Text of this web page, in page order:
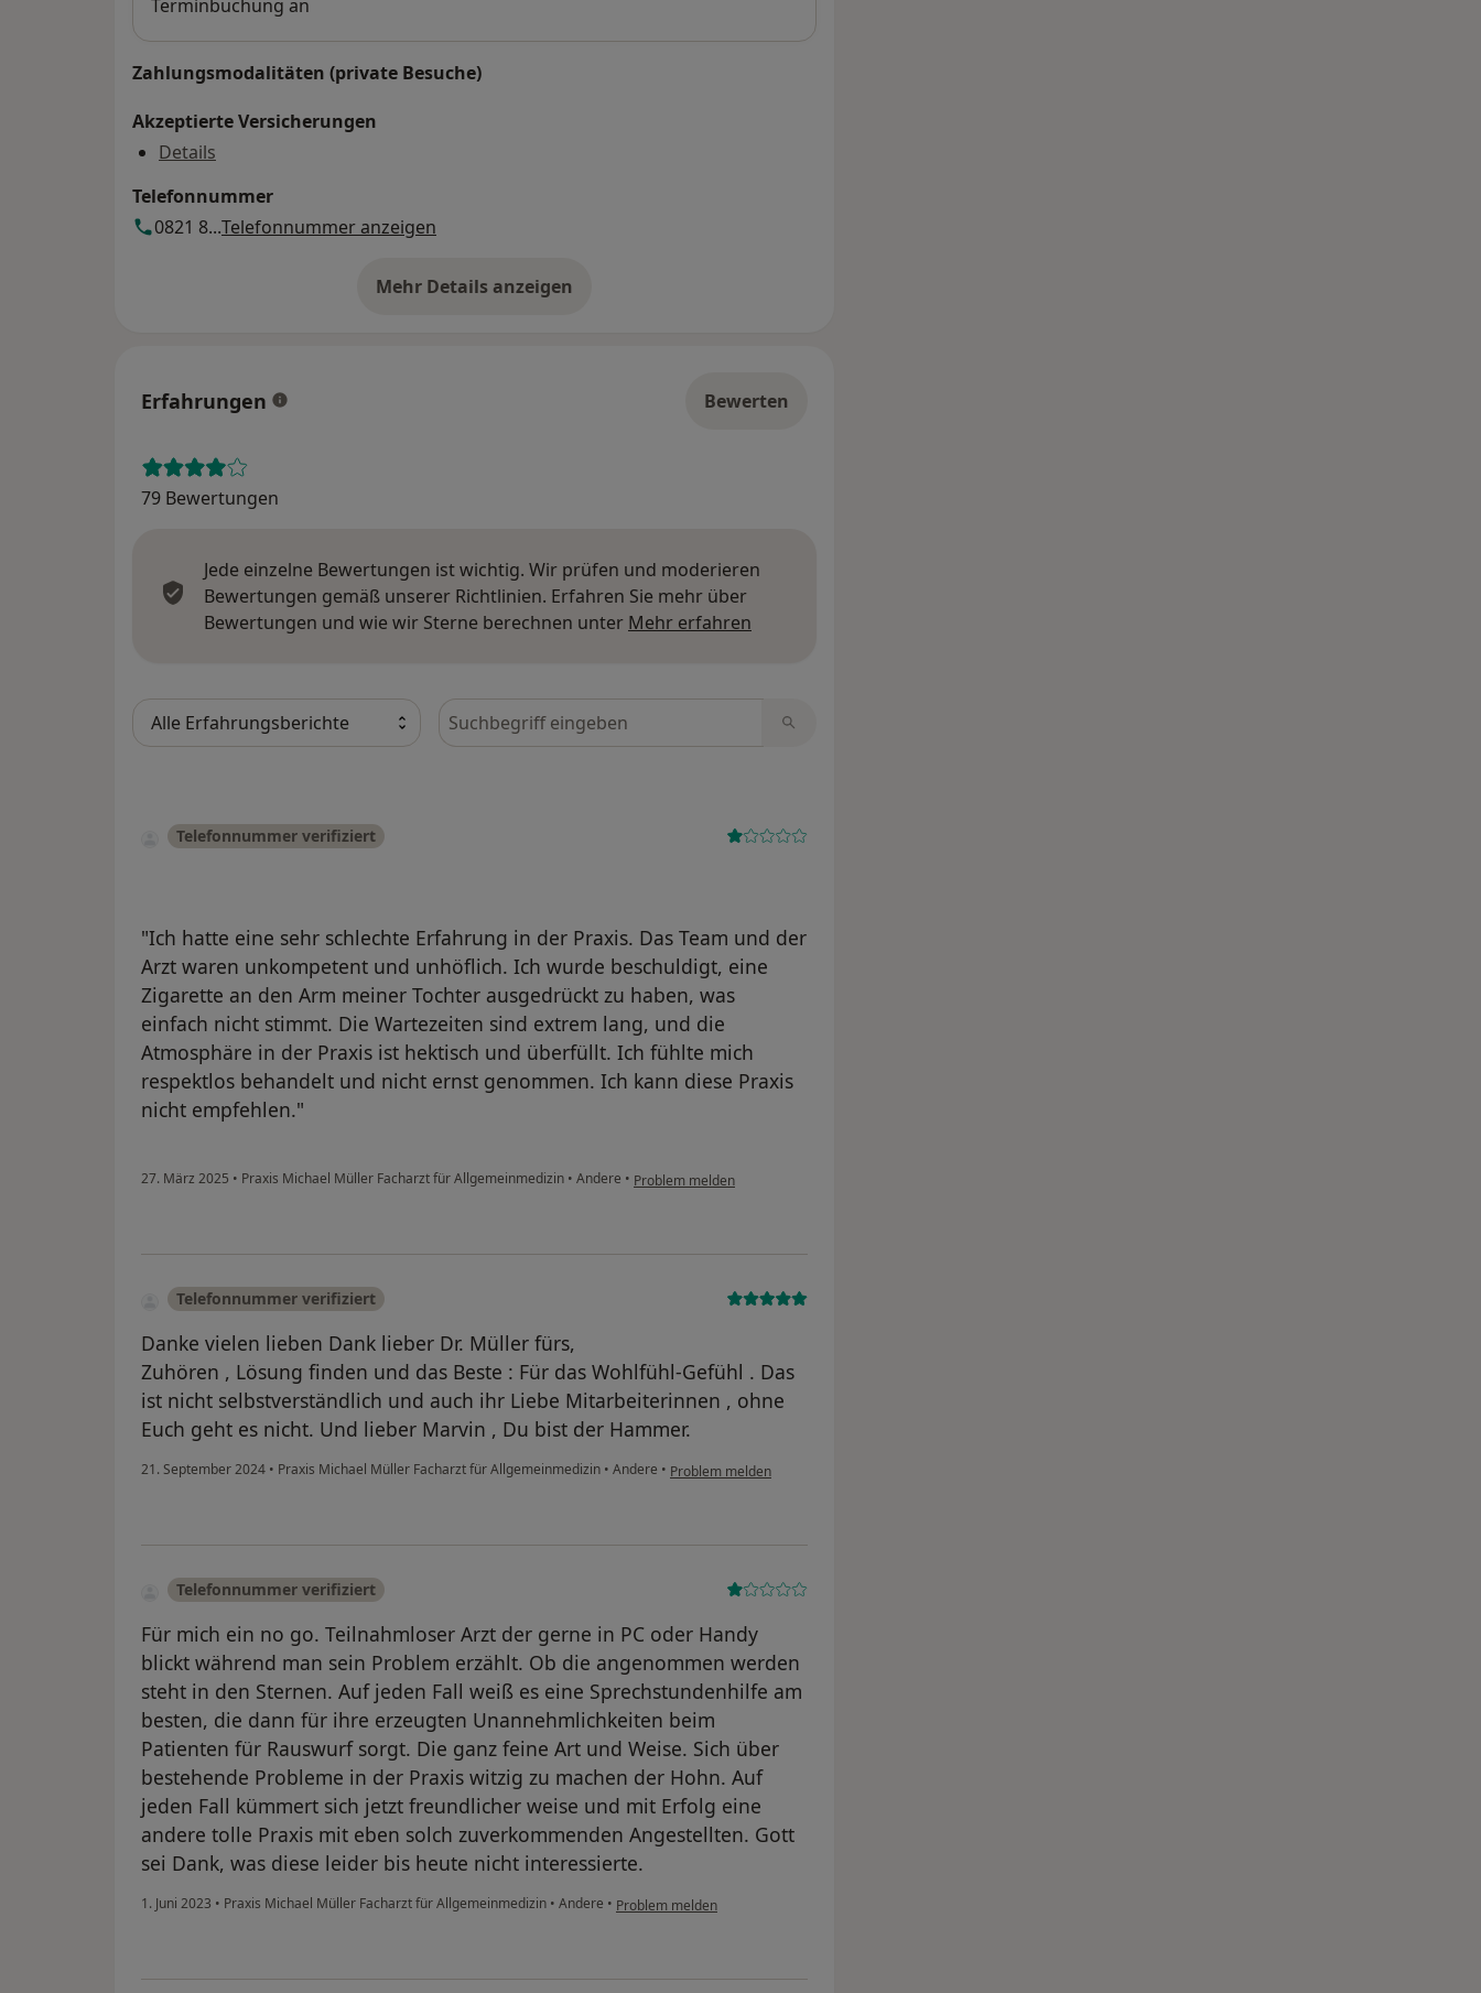
Terminbuchung an
Zahlungsmodalitäten (private Besuche)
Akzeptierte Versicherungen
Details
Telefonnummer
0821 8...Telefonnummer anzeigen
Mehr Details anzeigen
über die Adresse
Erfahrungen Bewerten
79 Bewertungen
Jede einzelne Bewertungen ist wichtig. Wir prüfen und moderieren
Bewertungen gemäß unserer Richtlinien. Erfahren Sie mehr über
Bewertungen und wie wir Sterne berechnen unter Mehr erfahren
Bewertungen durchsuchen
Telefonnummer verifiziert
"Ich hatte eine sehr schlechte Erfahrung in der Praxis. Das Team und der
Arzt waren unkompetent und unhöflich. Ich wurde beschuldigt, eine
Zigarette an den Arm meiner Tochter ausgedrückt zu haben, was
einfach nicht stimmt. Die Wartezeiten sind extrem lang, und die
Atmosphäre in der Praxis ist hektisch und überfüllt. Ich fühlte mich
respektlos behandelt und nicht ernst genommen. Ich kann diese Praxis
nicht empfehlen."
27. März 2025 • Praxis Michael Müller Facharzt für Allgemeinmedizin • Andere • Problem melden
Telefonnummer verifiziert
Danke vielen lieben Dank lieber Dr. Müller fürs,
Zuhören , Lösung finden und das Beste : Für das Wohlfühl-Gefühl . Das
ist nicht selbstverständlich und auch ihr Liebe Mitarbeiterinnen , ohne
Euch geht es nicht. Und lieber Marvin , Du bist der Hammer.
21. September 2024 • Praxis Michael Müller Facharzt für Allgemeinmedizin • Andere • Problem melden
Telefonnummer verifiziert
Für mich ein no go. Teilnahmloser Arzt der gerne in PC oder Handy
blickt während man sein Problem erzählt. Ob die angenommen werden
steht in den Sternen. Auf jeden Fall weiß es eine Sprechstundenhilfe am
besten, die dann für ihre erzeugten Unannehmlichkeiten beim
Patienten für Rauswurf sorgt. Die ganz feine Art und Weise. Sich über
bestehende Probleme in der Praxis witzig zu machen der Hohn. Auf
jeden Fall kümmert sich jetzt freundlicher weise und mit Erfolg eine
andere tolle Praxis mit eben solch zuverkommenden Angestellten. Gott
sei Dank, was diese leider bis heute nicht interessierte.
1. Juni 2023 • Praxis Michael Müller Facharzt für Allgemeinmedizin • Andere • Problem melden